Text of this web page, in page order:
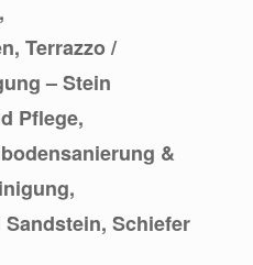
Terrazzo /
– Stein
Pflege,
&
Schiefer